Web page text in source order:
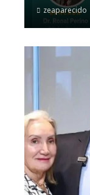
zeaparecido